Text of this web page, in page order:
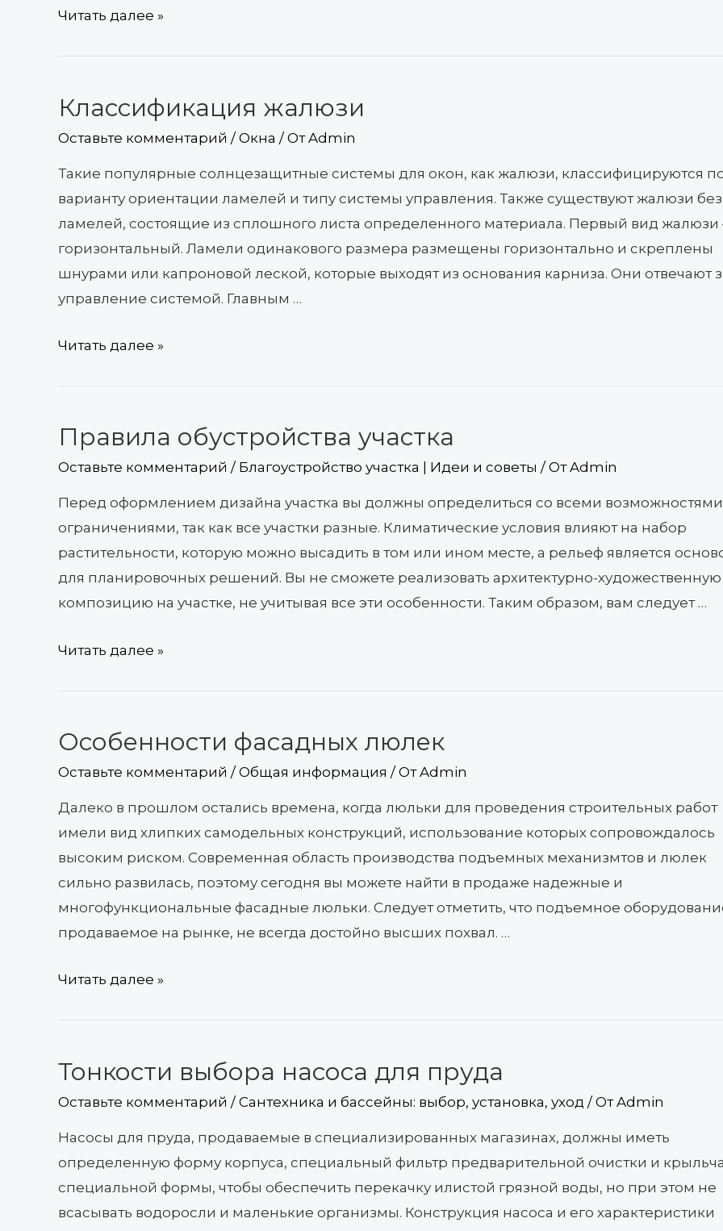
Читать далее »
Классификация жалюзи
Оставьте комментарий /Окна / ОтAdmin
Такие популярные солнцезащитные системы для окон, как жалюзи, классифицируются
варианту ориентации ламелей и типу системы управления. Также существуют жалюзи без
ламелей, состоящие из сплошного листа определенного материала. Первый вид жалюзи
горизонтальный. Ламели одинакового размера размещены горизонтально и скреплены
шнурами или капроновой леской, которые выходят из основания карниза. Они отвечают
управление системой. Главным …
Классификация
Читать далее »
Правила обустройства участка
Оставьте комментарий / Благоустройство участка | Идеи и советы / ОтAdmin
Перед оформлением дизайна участка вы должны определиться со всеми
ограничениями, так как все участки разные. Климатические условия влияют на набор
растительности, которую можно высадить в том или ином месте, а рельеф является
для планировочных решений. Вы не сможете реализовать архитектурно-художественную
композицию на участке, не учитывая все эти особенности. Таким образом, вам следует …
Правила
Читать далее »
Особенности фасадных люлек
Оставьте комментарий / Общая информация / ОтAdmin
Далеко в прошлом остались времена, когда люльки для проведения строительных работ
имели вид хлипких самодельных конструкций, использование которых сопровождалось
высоким риском. Современная область производства подъемных механизмтов и люлек
сильно развилась, поэтому сегодня вы можете найти в продаже надежные и
многофункциональные фасадные люльки. Следует отметить, что подъемное
продаваемое на рынке, не всегда достойно высших похвал. …
Особенности
Читать далее »
Тонкости выбора насоса для пруда
Оставьте комментарий /Сантехника и бассейны: выбор, установка, уход / ОтAdmin
Насосы для пруда, продаваемые в специализированных магазинах, должны иметь
определенную форму корпуса, специальный фильтр предварительной очистки и
специальной формы, чтобы обеспечить перекачку илистой грязной воды, но при этом не
всасывать водоросли и маленькие организмы. Конструкция насоса и его характеристики
Тонкости
для
пруда